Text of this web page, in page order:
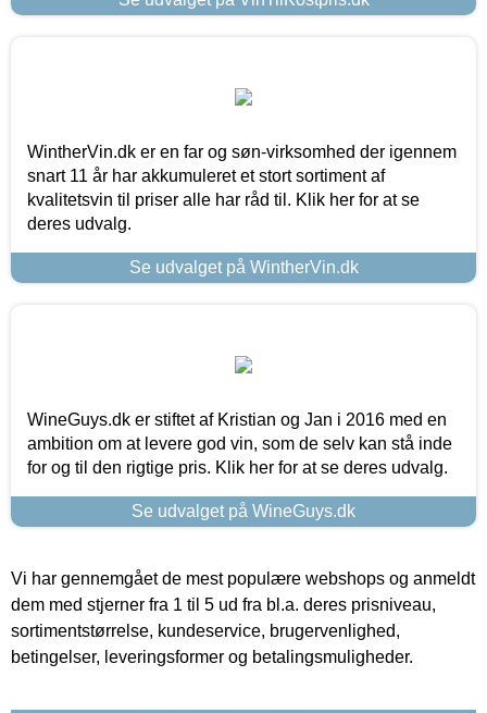
WintherVin.dk er en far og søn-virksomhed der igennem
snart 11 år har akkumuleret et stort sortiment af
kvalitetsvin til priser alle har råd til. Klik her for at se
deres udvalg.
Se udvalget på WintherVin.dk
WineGuys.dk er stiftet af Kristian og Jan i 2016 med en
ambition om at levere god vin, som de selv kan stå inde
for og til den rigtige pris. Klik her for at se deres udvalg.
Se udvalget på WineGuys.dk
Vi har gennemgået de mest populære webshops og anmeldt
dem med stjerner fra 1 til 5 ud fra bl.a. deres prisniveau,
sortimentstørrelse, kundeservice, brugervenlighed,
betingelser, leveringsformer og betalingsmuligheder.